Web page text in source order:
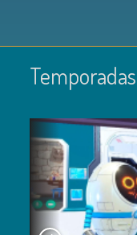
Temporadas